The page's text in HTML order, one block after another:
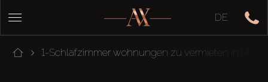
DE
1-Schlafzimmer wohnungen zu vermieten in